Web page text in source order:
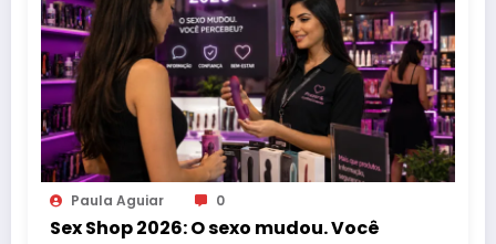
Paula Aguiar 0
Sex Shop 2026: O sexo mudou. Você